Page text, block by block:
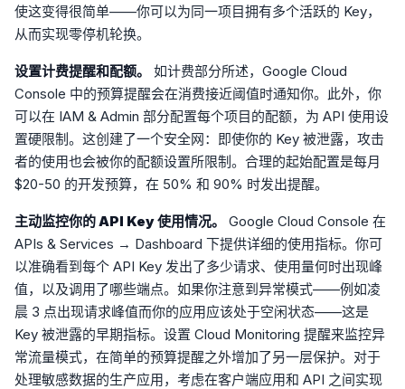
使这变得很简单——你可以为同一项目拥有多个活跃的 Key，
从而实现零停机轮换。
设置计费提醒和配额。
如计费部分所述，Google Cloud
Console 中的预算提醒会在消费接近阈值时通知你。此外，你
可以在 IAM & Admin 部分配置每个项目的配额，为 API 使用设
置硬限制。这创建了一个安全网：即使你的 Key 被泄露，攻击
者的使用也会被你的配额设置所限制。合理的起始配置是每月
$20-50 的开发预算，在 50% 和 90% 时发出提醒。
主动监控你的 API Key 使用情况。
Google Cloud Console 在
APIs & Services → Dashboard 下提供详细的使用指标。你可
以准确看到每个 API Key 发出了多少请求、使用量何时出现峰
值，以及调用了哪些端点。如果你注意到异常模式——例如凌
晨 3 点出现请求峰值而你的应用应该处于空闲状态——这是
Key 被泄露的早期指标。设置 Cloud Monitoring 提醒来监控异
常流量模式，在简单的预算提醒之外增加了另一层保护。对于
处理敏感数据的生产应用，考虑在客户端应用和 API 之间实现